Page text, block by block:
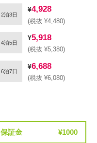
2泊3日
4,928
(税抜 ¥4,480)
4泊5日
5,918
(税抜 ¥5,380)
6泊7日
6,688
(税抜 ¥6,080)
保証金 1000